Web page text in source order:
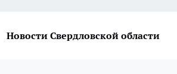
Новости Свердловской области